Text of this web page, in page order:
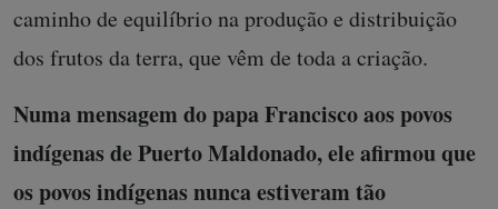
caminho de equilíbrio na produção e distribuição
dos frutos da terra, que vêm de toda a criação.
Numa mensagem do papa Francisco aos povos
indígenas de Puerto Maldonado, ele afirmou que
os povos indígenas nunca estiveram tão